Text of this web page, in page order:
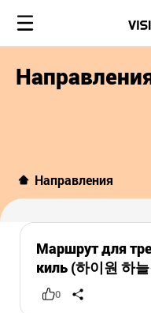
Направления
Маршрут для
киль (하이원 하
0